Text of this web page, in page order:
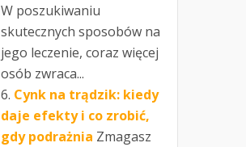
W poszukiwaniu
skutecznych sposobów na
jego leczenie, coraz więcej
osób zwraca...
Cynk na trądzik: kiedy
daje efekty i co zrobić,
gdy podrażnia Zmagasz